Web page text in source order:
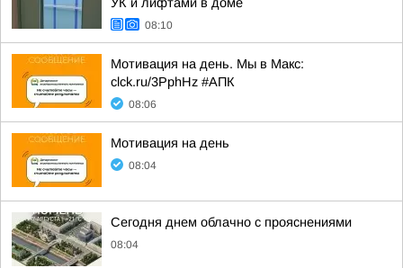
08:10
Мотивация на день. Мы в Макс:
clck.ru/3PphHz #АПК
08:06
Мотивация на день
08:04
Сегодня днем облачно с прояснениями
08:04